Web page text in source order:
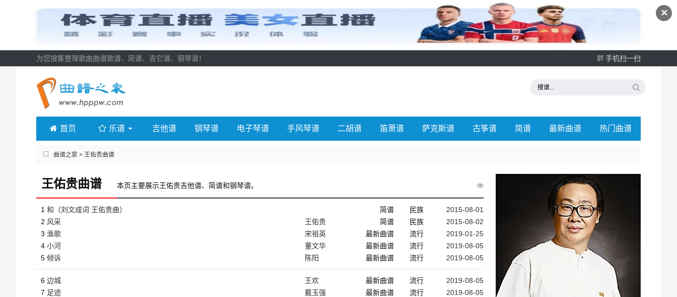
✕
为您搜集整理歌曲曲谱歌谱、简谱、吉它谱、钢琴谱！ 手机扫一扫
首页 乐谱 吉他谱 钢琴谱 电子琴谱 手风琴谱 二胡谱 笛萧谱 萨克斯谱 古筝谱 简谱 最新曲谱 热门曲谱
曲谱之家 > 王佑贵曲谱
王佑贵曲谱 本页主要展示王佑贵吉他谱、简谱和钢琴谱。
1 和（刘文成词 王佑贵曲） 简谱 民族
2015-08-01
2 风采 王佑贵 简谱 民族
2015-08-02
3 渔歌 宋祖英 最新曲谱 流行
2019-01-25
4 小河 董文华 最新曲谱 流行
2019-08-05
5 倾诉 陈阳 最新曲谱 流行 2019-08-05
6 边城 王欢 最新曲谱 流行
2019-08-05
7 足迹 戴玉强 最新曲谱 流行
2019-08-05